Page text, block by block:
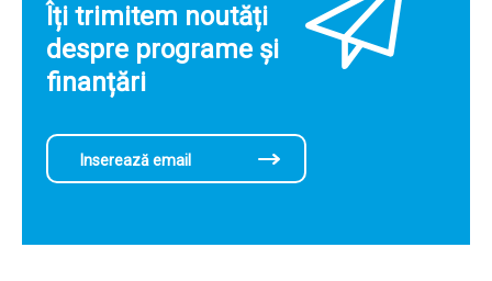
Îți trimitem noutăți
despre programe și
finanțări